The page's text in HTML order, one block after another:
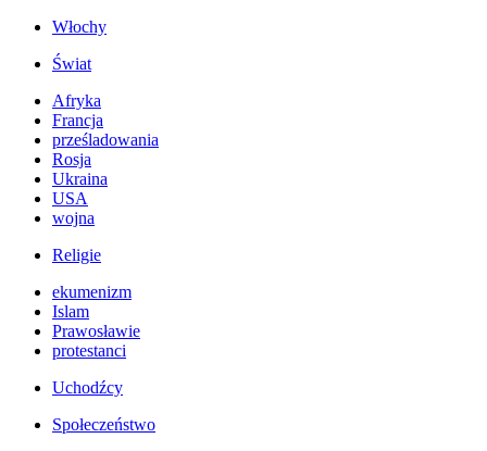
Włochy
Świat
Afryka
Francja
prześladowania
Rosja
Ukraina
USA
wojna
Religie
ekumenizm
Islam
Prawosławie
protestanci
Uchodźcy
Społeczeństwo